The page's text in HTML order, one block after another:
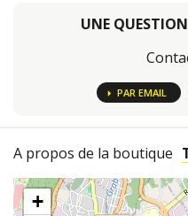
UNE
PAR EMAIL
A propos de la boutique
+